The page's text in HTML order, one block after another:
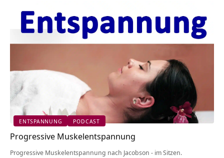
ENTSPANNUNG PODCAST
Progressive Muskelentspannung
Progressive Muskelentspannung nach Jacobson - im Sitzen.